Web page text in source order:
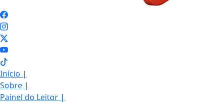
Início |
Sobre |
Painel do Leitor |